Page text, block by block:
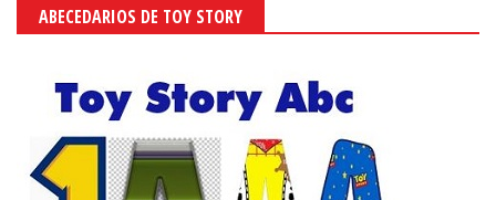
ABECEDARIOS DE TOY STORY